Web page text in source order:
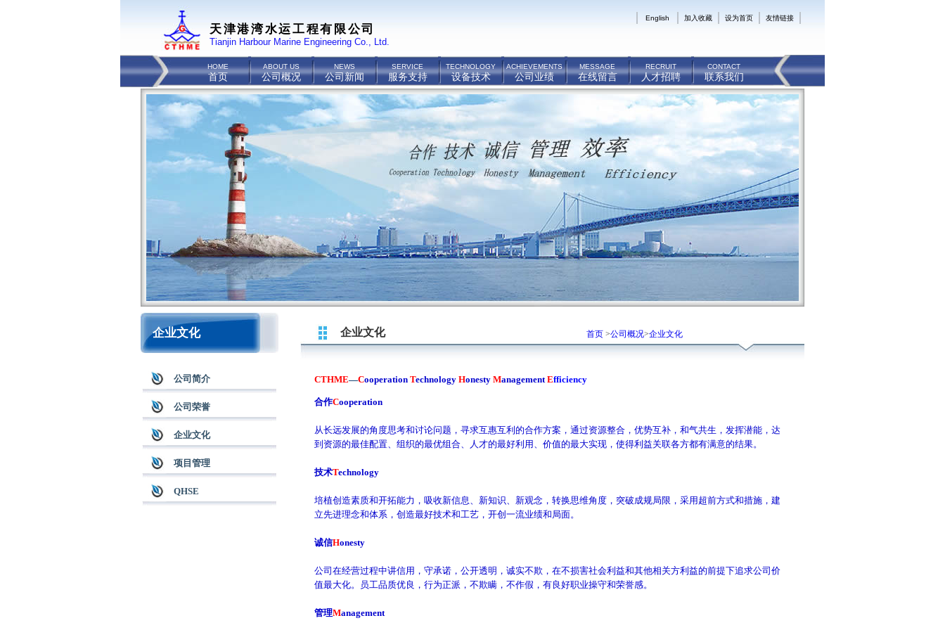
English 加入收藏 设为首页 友情链接
天津港湾水运工程有限公司
Tianjin Harbour Marine Engineering Co., Ltd.
HOME
首页
ABOUT US
公司概况
NEWS
公司新闻
SERVICE
服务支持
TECHNOLOGY
设备技术
ACHIEVEMENTS
公司业绩
MESSAGE
在线留言
RECRUIT
人才招聘
CONTACT
联系我们
企业文化
公司简介
公司荣誉
企业文化
项目管理
QHSE
企业文化 首页 >公司概况>企业文化
CTHME—Cooperation Technology Honesty ManagementEfficiency
合作Cooperation
从长远发展的角度思考和讨论问题，寻求互惠互利的合作方案，通过资源整合，优势互补，和气共生，发挥潜能，达
到资源的最佳配置、组织的最优组合、人才的最好利用、价值的最大实现，使得利益关联各方都有满意的结果。
技术Technology
培植创造素质和开拓能力，吸收新信息、新知识、新观念，转换思维角度，突破成规局限，采用超前方式和措施，建
立先进理念和体系，创造最好技术和工艺，开创一流业绩和局面。
诚信Honesty
公司在经营过程中讲信用，守承诺，公开透明，诚实不欺，在不损害社会利益和其他相关方利益的前提下追求公司价
值最大化。员工品质优良，行为正派，不欺瞒，不作假，有良好职业操守和荣誉感。
管理Management